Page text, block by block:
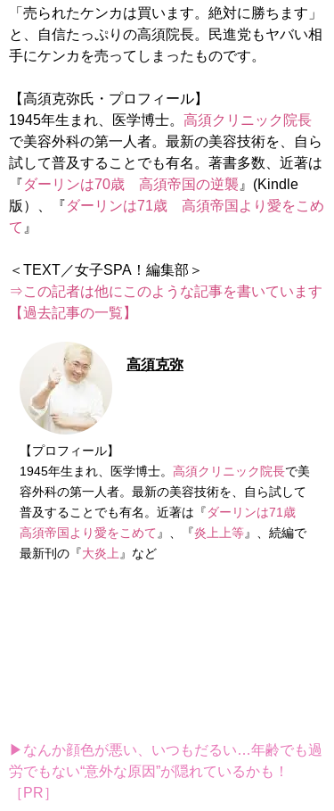
「売られたケンカは買います。絶対に勝ちます」
と、自信たっぷりの高須院長。民進党もヤバい相
手にケンカを売ってしまったものです。
【高須克弥氏・プロフィール】
1945年生まれ、医学博士。 高須クリニック院長
で美容外科の第一人者。最新の美容技術を、自ら
試して普及することでも有名。著書多数、近著は
『ダーリンは70歳 高須帝国の逆襲 』(Kindle
版）、『ダーリンは71歳 高須帝国より愛をこめ
て 』
⇒この記者は他にこのような記事を書いています
【過去記事の一覧】
高須克弥
【プロフィール】
1945年生まれ、医学博士。 高須クリニック院長で美
容外科の第一人者。最新の美容技術を、自ら試して
普及することでも有名。近著は『ダーリンは71歳
高須帝国より愛をこめて』、『炎上上等』、続編で
最新刊の『大炎上』など
▶なんか顔色が悪い、いつもだるい…年齢でも過
労でもない“意外な原因”が隠れているかも！
［PR］